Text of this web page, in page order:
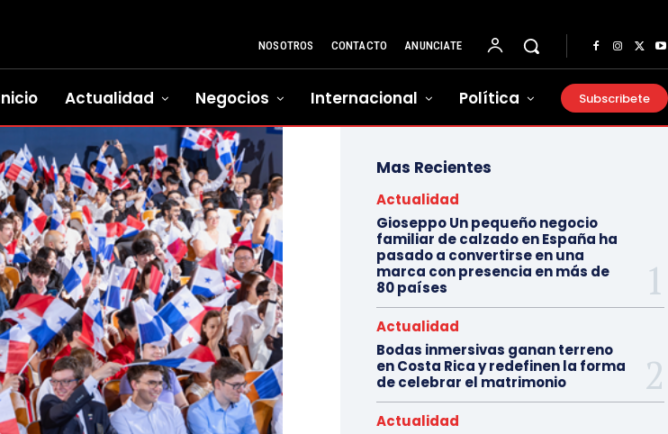
NOSOTROS CONTACTO ANUNCIATE
Actualidad Negocios Internacional Política Subscribete
Mas Recientes
Actualidad
Gioseppo Un pequeño negocio
familiar de calzado en España ha
pasado a convertirse en una
marca con presencia en más de
80 países
Actualidad
Bodas inmersivas ganan terreno
en Costa Rica y redefinen la forma
de celebrar el matrimonio
Actualidad